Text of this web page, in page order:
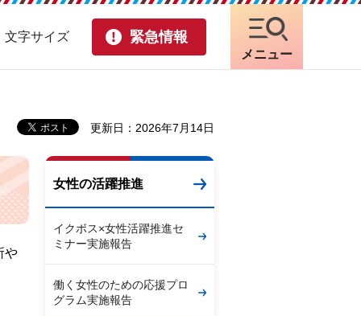
文字サイズ 緊急情報
メニュー
更新日：2026年7月14日
や
女性の活躍推進
イクボス×女性活躍推進セ
ミナー実施報告
働く女性のための応援プロ
グラム実施報告